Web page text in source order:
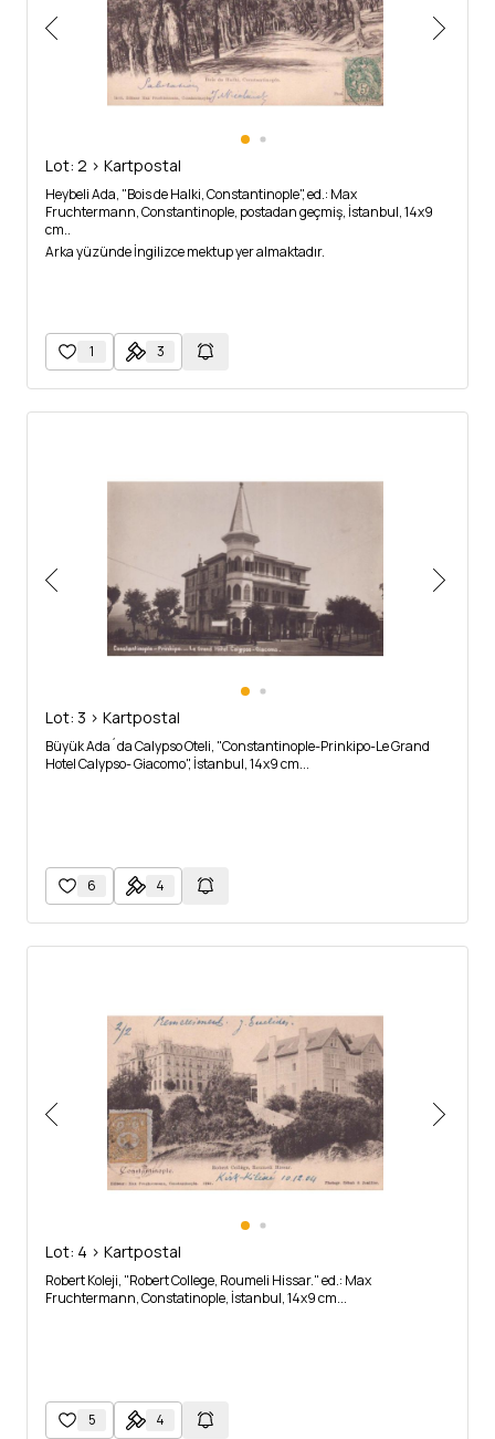
Lot: 2 > Kartpostal
Heybeli Ada, "Bois de Halki, Constantinople", ed.: Max
Fruchtermann, Constantinople, postadan geçmiş, İstanbul, 14x9
cm..
Arka yüzünde İngilizce mektup yer almaktadır.
1 3
Lot: 3 > Kartpostal
Büyük Ada´da Calypso Oteli, "Constantinople-Prinkipo-Le Grand
Hotel Calypso- Giacomo", İstanbul, 14x9 cm...
6 4
Lot: 4 > Kartpostal
Robert Koleji, "Robert College, Roumeli Hissar." ed.: Max
Fruchtermann, Constatinople, İstanbul, 14x9 cm...
5 4